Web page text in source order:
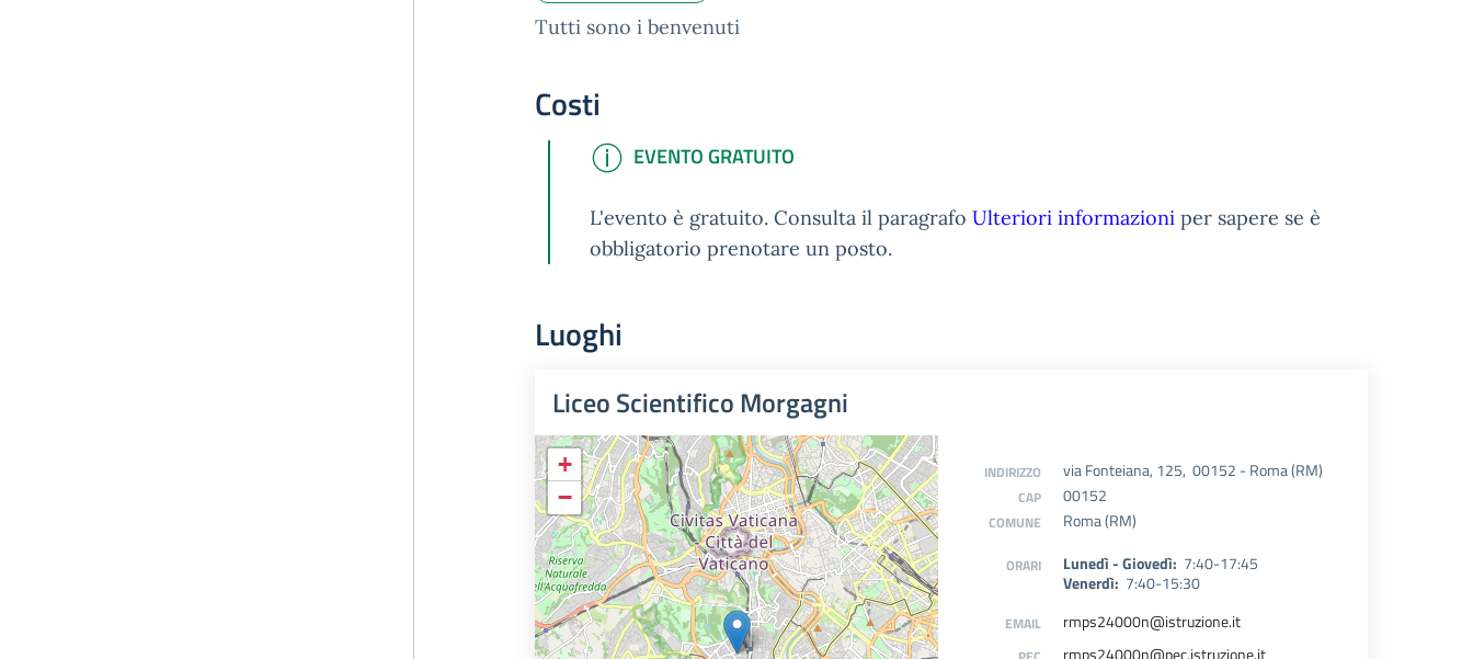
Tutti sono i benvenuti
Costi
SUCCESS
EVENTO GRATUITO
L'evento è gratuito. Consulta il paragrafo Ulteriori informazioniper sapere se è
obbligatorio prenotare un posto.
Luoghi
Liceo Scientifico Morgagni
+
−
INDIRIZZO via Fonteiana, 125, 00152 - Roma (RM)
CAP 00152
COMUNE Roma (RM)
ORARI Lunedì - Giovedì: 7:40-17:45
Venerdì: 7:40-15:30
EMAIL rmps24000n@istruzione.it
rmps24000n@pec.istruzione.it